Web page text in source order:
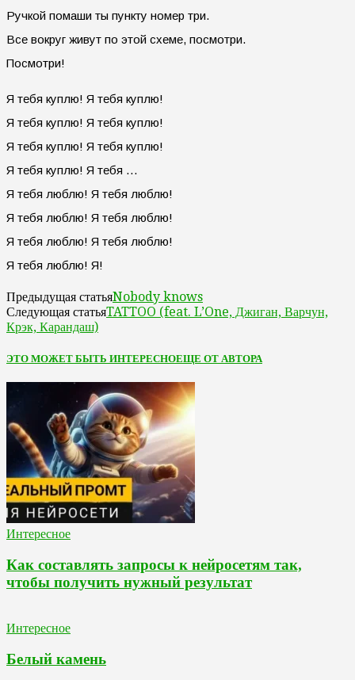
Ручкой помаши ты пункту номер три.
Все вокруг живут по этой схеме, посмотри.
Посмотри!
Я тебя куплю! Я тебя куплю!
Я тебя куплю! Я тебя куплю!
Я тебя куплю! Я тебя куплю!
Я тебя куплю! Я тебя …
Я тебя люблю! Я тебя люблю!
Я тебя люблю! Я тебя люблю!
Я тебя люблю! Я тебя люблю!
Я тебя люблю! Я!
Предыдущая статьяNobody knows
Следующая статьяTATTOO (feat. L’One, Джиган, Варчун,
Крэк, Карандаш)
ЭТО МОЖЕТ БЫТЬ ИНТЕРЕСНОЕЩЕ ОТ АВТОРА
Интересное
Как составлять запросы к нейросетям так,
чтобы получить нужный результат
Интересное
Белый камень